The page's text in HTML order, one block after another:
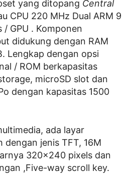
yang ditopang Central
CPU 220 MHz Dual ARM 9
GPU . Komponen
didukung dengan RAM
Lengkap dengan opsi
/ ROM berkapasitas
microSD slot dan
dengan kapasitas 1500
ada layar
dengan jenis TFT, 16M
320×240 pixels dan
,Five-way scroll key.